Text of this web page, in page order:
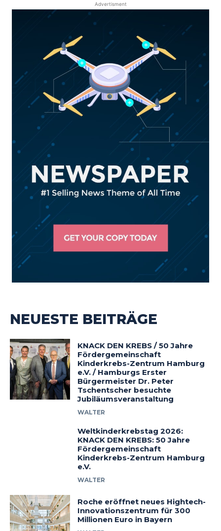
Advertisment
NEUESTE BEITRÄGE
KNACK DEN KREBS / 50 Jahre
Fördergemeinschaft
Kinderkrebs-Zentrum Hamburg
e.V. / Hamburgs Erster
Bürgermeister Dr. Peter
Tschentscher besuchte
Jubiläumsveranstaltung
WALTER
Weltkinderkrebstag 2026:
KNACK DEN KREBS: 50 Jahre
Fördergemeinschaft
Kinderkrebs-Zentrum Hamburg
e.V.
WALTER
Roche eröffnet neues Hightech-
Innovationszentrum für 300
Millionen Euro in Bayern